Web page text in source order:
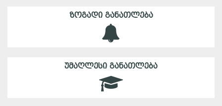
ᲖᲝᲒᲐᲓᲘ ᲒᲐᲜᲐᲗᲚᲔᲑᲐ
ᲣᲛᲐᲦᲚᲔᲡᲘ ᲒᲐᲜᲐᲗᲚᲔᲑᲐ